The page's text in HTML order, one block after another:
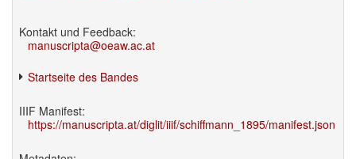
Kontakt und Feedback:
manuscripta@oeaw.ac.at
Startseite des Bandes
IIIF Manifest:
https://manuscripta.at/diglit/iiif/schiffmann_1895/manifest.json